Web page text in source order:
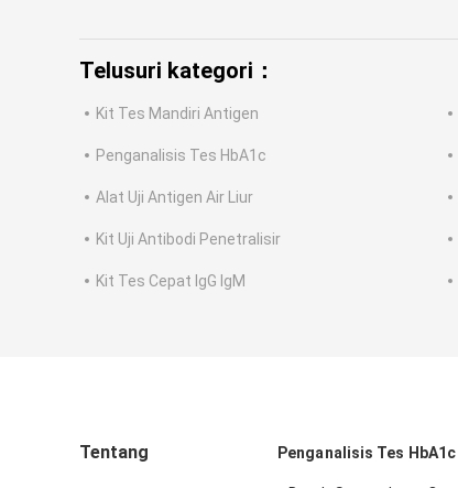
Telusuri kategori：
Kit Tes Mandiri Antigen
Penganalisis Tes HbA1c
Alat Uji Antigen Air Liur
Kit Uji Antibodi Penetralisir
Kit Tes Cepat IgG IgM
Tentang Penganalisis Tes HbA1c